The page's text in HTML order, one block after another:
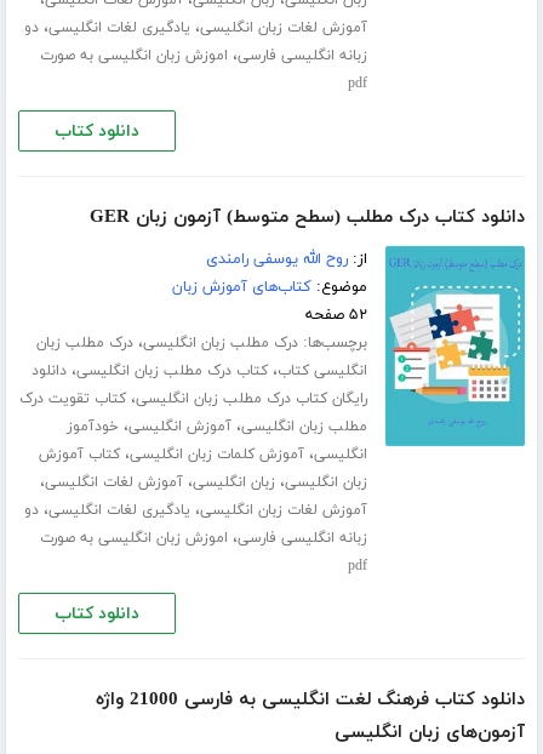
آموزش لغات زبان انگلیسی، یادگیری لغات انگلیسی،دو
زبانه انگلیسی فارسی، اموزش زبان انگلیسی به صورت
pdf
دانلود کتاب
دانلود کتاب درک مطلب (سطح متوسط) آزمون زبان GER
از:روح الله یوسفی رامندی
موضوع:کتاب‌های آموزش زبان
۵۲ صفحه
برچسب‌ها:درک مطلب زبان انگلیسی،درک مطلب زبان
انگلیسی کتاب،کتاب درک مطلب زبان انگلیسی،دانلود
رایگان کتاب درک مطلب زبان انگلیسی،کتاب تقویت درک
مطلب زبان انگلیسی،آموزش انگلیسی، خودآموز
انگلیسی،آموزش کلمات زبان انگلیسی،کتاب آموزش
زبان انگلیسی، زبان انگلیسی،آموزش لغات انگلیسی،
آموزش لغات زبان انگلیسی، یادگیری لغات انگلیسی،دو
زبانه انگلیسی فارسی، اموزش زبان انگلیسی به صورت
pdf
دانلود کتاب
دانلود کتاب فرهنگ لغت انگلیسی به فارسی 21000 واژه
آزمون‌های زبان انگلیسی